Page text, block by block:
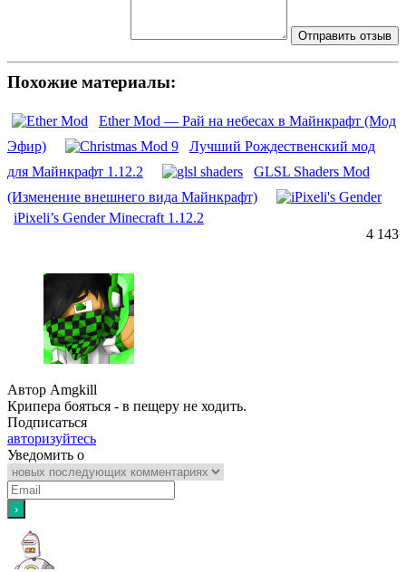
Отправить отзыв
Похожие материалы:
Ether Mod — Рай на небесах в Майнкрафт (Мод
Эфир)
Лучший Рождественский мод
для Майнкрафт 1.12.2
GLSL Shaders Mod
(Изменение внешнего вида Майнкрафт)
iPixeli’s Gender Minecraft 1.12.2
4 143
Автор Amgkill
Крипера бояться - в пещеру не ходить.
Подписаться
авторизуйтесь
Уведомить о